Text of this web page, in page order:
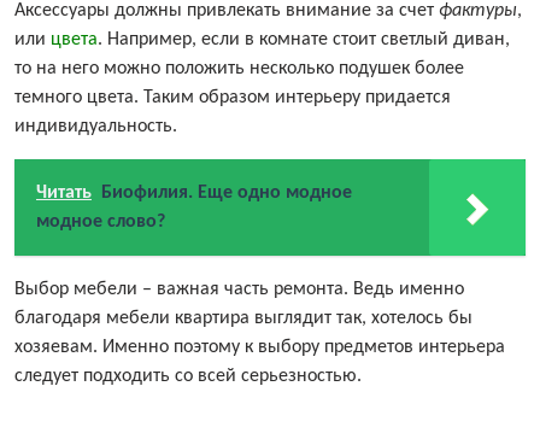
Аксессуары должны привлекать внимание за счет фактуры,
или цвета. Например, если в комнате стоит светлый диван,
то на него можно положить несколько подушек более
темного цвета. Таким образом интерьеру придается
индивидуальность.
Читать Биофилия. Еще одно модное
модное слово?
Выбор мебели – важная часть ремонта. Ведь именно
благодаря мебели квартира выглядит так, хотелось бы
хозяевам. Именно поэтому к выбору предметов интерьера
следует подходить со всей серьезностью.